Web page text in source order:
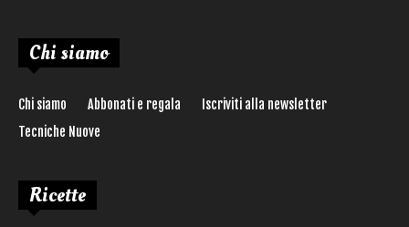
Chi siamo
Chi siamo Abbonati e regala
Iscriviti alla newsletter
Tecniche Nuove
Ricette